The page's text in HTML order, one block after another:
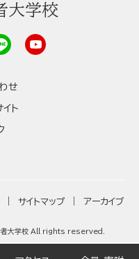
大学校
せ
ト
サイトマップ アーカイブ
者大学校 All rights reserved.